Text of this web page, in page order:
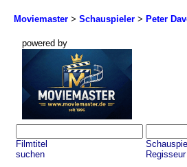
Moviemaster > Schauspieler > Peter
powered by
Filmtitel
suchen